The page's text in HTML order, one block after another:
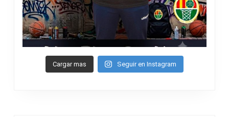
Cargar mas Seguir en Instagram